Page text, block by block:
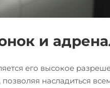
и
его высокое
насладиться